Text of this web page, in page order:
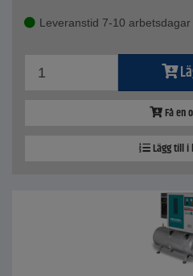
Leveranstid 7-10 arbetsdagar
Få en
Lägg till i